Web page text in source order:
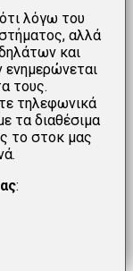
λόγω του
αλλά
και
τους.
τηλεφωνικά
τα διαθέσιμα
το στοκ μας
: